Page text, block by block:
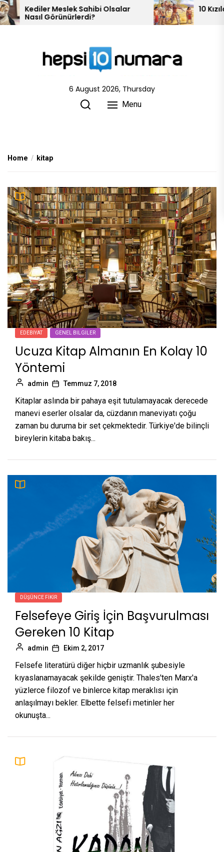
Skip
to
10 Kızılderili Kabilesi
6 August 2026, Thursday
Menu
Home kitap
EDEBIYAT GENEL BILGILER
Ucuza Kitap Almanın En Kolay 10
Yöntemi
admin Temmuz 7, 2018
Kitaplar aslında bir pahaya eşit tutulamayacak derecede
manevi eserler olsalar da, cüzdanın maneviyatı çoğu
zaman bu duruma bir set çekmektedir. Türkiye'de bilinçli
bireylerin kitaba bakış...
DÜŞÜNCE FIKIR
Felsefeye Giriş İçin Başvurulması
Gereken 10 Kitap
admin Ekim 2, 2017
Felsefe literatürü diğer hiçbir uzmanlık şubesiyle
kıyaslanamayacak şekilde geniştir. Thales'ten Marx'a
yüzlerce filozof ve binlerce kitap meraklısı için
anlaşılmayı bekler. Elbette felsefi metinler her
okunuşta...